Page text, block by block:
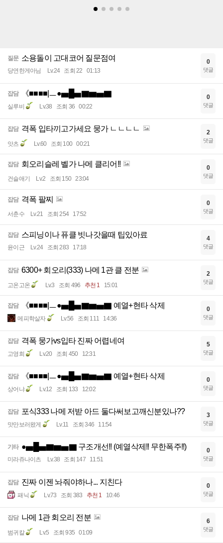
질문 소용돌이 고대코어 질문점여
당연한게아님 Lv.24 조회 22 01:13
0
댓글
잡담 《■■■■|ㅡ●▅█▅▇▆▅▇
실루비 Lv.38 조회 36 00:22
0
댓글
잡담 격폭 입타끼고가세요 뭉가 ㄴㄴㄴㄴ
앗츠 Lv.60 조회 100 00:21
2
댓글
잡담 회오리슬레 벨가 나메 클리어!!
건슬애기 Lv.2 조회 150 23:04
0
댓글
잡담 격폭 팔찌
서춘수 Lv.21 조회 254 17:52
0
댓글
잡담 스피닝이나 퓨클 빗나갓을때 팁있아료
윤이근 Lv.24 조회 283 17:18
4
댓글
잡담 6300+ 회오리(333) 나메 1관 클 전분
고온고온 Lv.3 조회 496 추천 1 15:01
2
댓글
잡담 《■■■■|ㅡ●▅█▅▇▆▅▇ 예열+현타 삭제
메피학살자 Lv.56 조회 111 14:36
0
댓글
잡담 격폭 뭉가vs입타 진짜 어렵네여
고영희 Lv.20 조회 450 12:31
5
댓글
잡담 《■■■■|ㅡ●▅█▅▇▆▅▇ 예열+현타 삭제
상어냐 Lv.12 조회 133 12:02
0
댓글
잡담 포식333 나메 저받 아드 둘다써보고깨신분있나??
맛만보러왔게 Lv.11 조회 346 11:54
3
댓글
기타 ●▅█▅▇▆▅▇ 구조개선!! (예열삭제!! 무한폭주!!)
미라쥬나이츠 Lv.38 조회 147 11:51
0
댓글
잡담 진짜 이젠 놔줘야하나... 지친다
패닉 Lv.73 조회 383 추천 1 10:46
0
댓글
잡담 나메 1관 회오리 전분
범귀칼 Lv.5 조회 935 01:09
6
댓글